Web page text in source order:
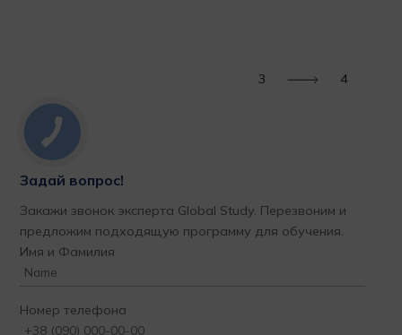
1
4
Задай вопрос!
Закажи звонок эксперта Global Study. Перезвоним и
предложим подходящую программу для обучения.
Имя и Фамилия
Номер телефона